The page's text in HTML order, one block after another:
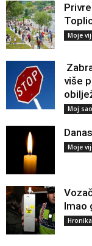
Moje
više
Moj
Moje
Imao
Hronika